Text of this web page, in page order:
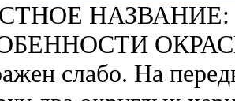
НАЗВАНИЕ:
слабо. На